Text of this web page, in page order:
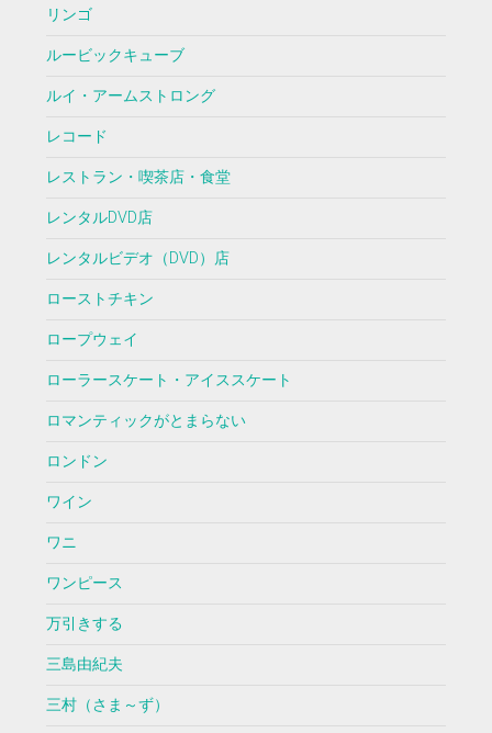
リンゴ
ルービックキューブ
ルイ・アームストロング
レコード
レストラン・喫茶店・食堂
レンタルDVD店
レンタルビデオ（DVD）店
ローストチキン
ロープウェイ
ローラースケート・アイススケート
ロマンティックがとまらない
ロンドン
ワイン
ワニ
ワンピース
万引きする
三島由紀夫
三村（さま～ず）